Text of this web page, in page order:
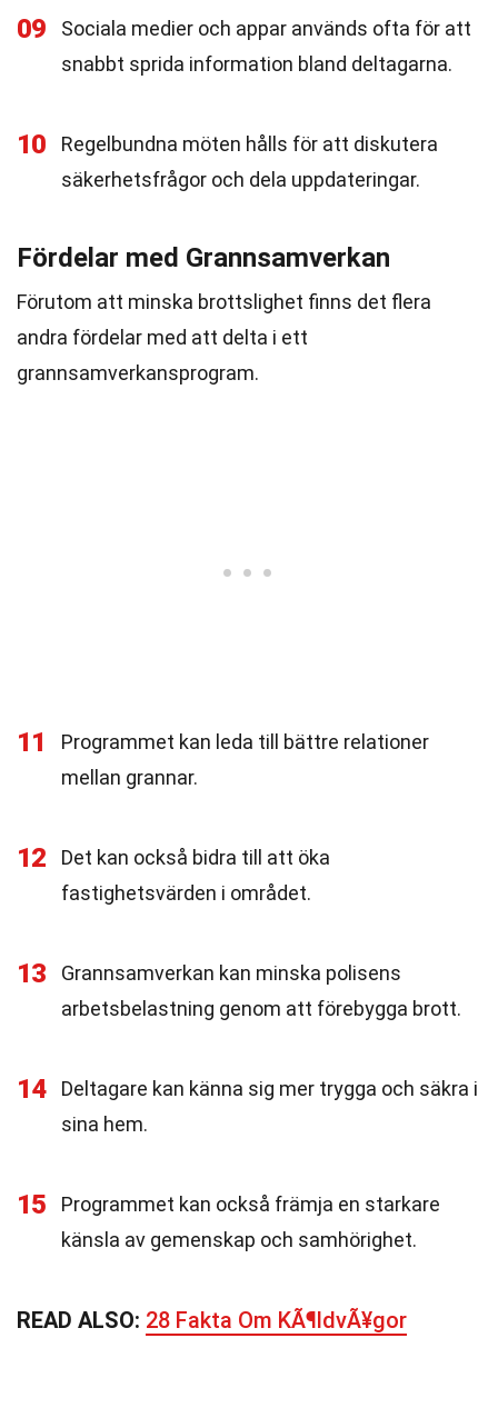
09
Sociala medier och appar används ofta för att
snabbt sprida information bland deltagarna.
10
Regelbundna möten hålls för att diskutera
säkerhetsfrågor och dela uppdateringar.
Fördelar med Grannsamverkan
Förutom att minska brottslighet finns det flera
andra fördelar med att delta i ett
grannsamverkansprogram.
11
Programmet kan leda till bättre relationer
mellan grannar.
12
Det kan också bidra till att öka
fastighetsvärden i området.
13
Grannsamverkan kan minska polisens
arbetsbelastning genom att förebygga brott.
14
Deltagare kan känna sig mer trygga och säkra i
sina hem.
15
Programmet kan också främja en starkare
känsla av gemenskap och samhörighet.
READ ALSO: 28 Fakta Om KÃ¶ldvÃ¥gor